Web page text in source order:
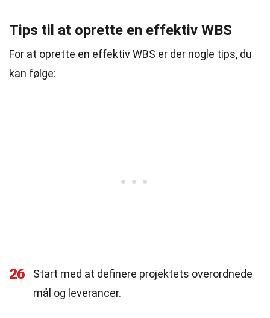
Tips til at oprette en effektiv WBS
For at oprette en effektiv WBS er der nogle tips, du
kan følge:
26
Start med at definere projektets overordnede
mål og leverancer.